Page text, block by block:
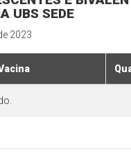
UBS SEDE
2023